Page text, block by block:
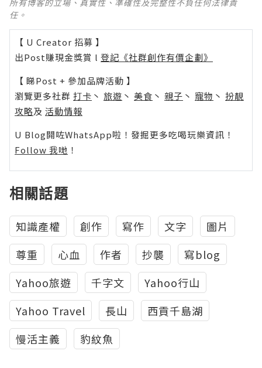
所有博客的立場、真實性、準確性及完整性不負任何法律責
任。
【 U Creator 招募 】
出Post賺現金獎賞 l 登記《社群創作有價企劃》
【 睇Post + 參加品牌活動 】
瀏覽更多社群 打卡 丶 旅遊 丶 美食 丶 親子 丶 寵物 丶 扮靚
攻略及 活動情報
U Blog開咗WhatsApp啦！發掘更多吃喝玩樂資訊！
Follow 我哋 ！
相關話題
知識產權 創作 寫作 文字
圖片
尊重
心血 作者 抄襲
寫blog
Yahoo旅遊
千字文
Yahoo行山
Yahoo Travel
長山
西貢千島湖
慢活主義
豹紋魚